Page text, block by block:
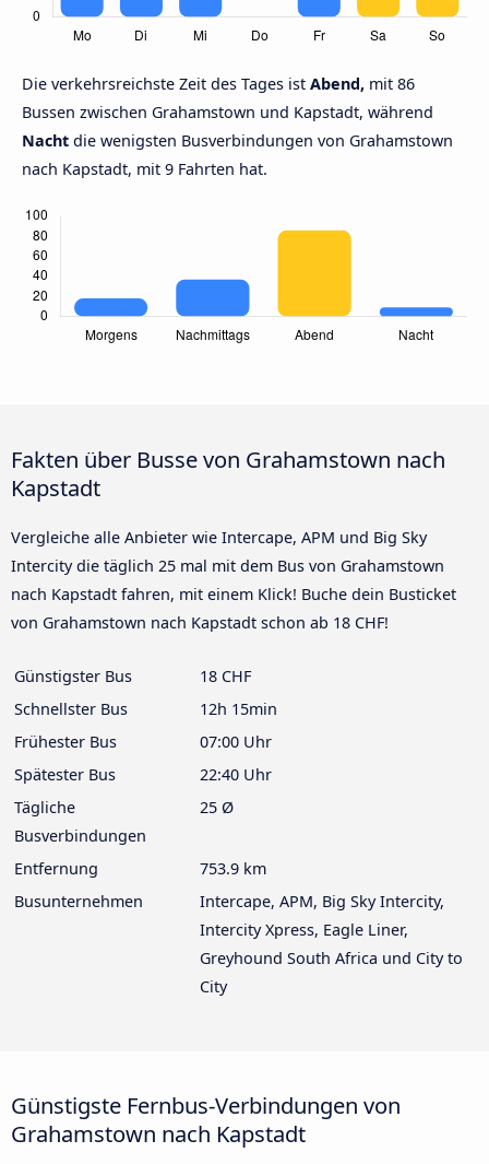
Die verkehrsreichste Zeit des Tages ist Abend, mit 86
Bussen zwischen Grahamstown und Kapstadt, während
Nacht die wenigsten Busverbindungen von Grahamstown
nach Kapstadt, mit 9 Fahrten hat.
Fakten über Busse von Grahamstown nach
Kapstadt
Vergleiche alle Anbieter wie Intercape, APM und Big Sky
Intercity die täglich 25 mal mit dem Bus von Grahamstown
nach Kapstadt fahren, mit einem Klick! Buche dein Busticket
von Grahamstown nach Kapstadt schon ab 18 CHF!
Günstigster Bus
18 CHF
Schnellster Bus
12h 15min
Frühester Bus
07:00 Uhr
Spätester Bus
22:40 Uhr
Tägliche
Busverbindungen
25 Ø
Entfernung
753.9 km
Busunternehmen
Intercape, APM, Big Sky Intercity,
Intercity Xpress, Eagle Liner,
Greyhound South Africa und City to
City
Günstigste Fernbus-Verbindungen von
Grahamstown nach Kapstadt